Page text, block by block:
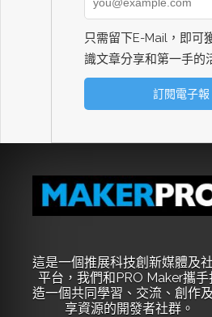
只需留下E-Mail，即可
識文章分享和第一手的
這是一個推展科技創新媒體及
平台，我們和PRO Maker攜手
造一個共同學習、交流、創作
享資源的開發者社群。